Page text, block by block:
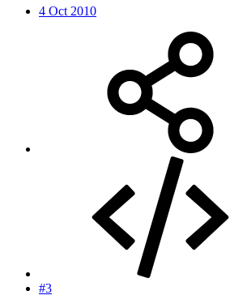
4 Oct 2010
#3